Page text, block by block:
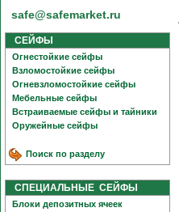
safe@safemarket.ru
СЕЙФЫ
Огнестойкие сейфы
Взломостойкие сейфы
Огневзломостойкие сейфы
Мебельные сейфы
Встраиваемые сейфы и тайники
Оружейные сейфы
Поиск по разделу
СПЕЦИАЛЬНЫЕ СЕЙФЫ
Блоки депозитных ячеек